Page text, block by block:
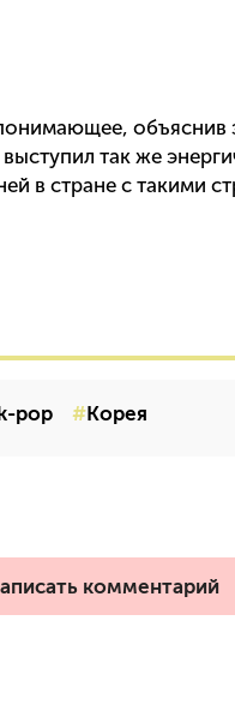
объяснив
так же
в стране с такими
pop Корея
комментарий